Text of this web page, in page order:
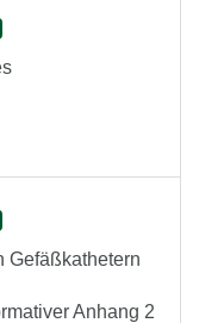
Gefäßkathetern
Anhang 2